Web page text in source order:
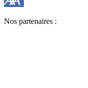
Nos partenaires :